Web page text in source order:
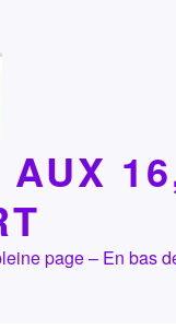
page – En bas